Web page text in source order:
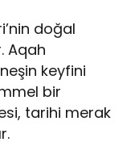
doğal
Aqah
keyfini
bir
tarihi merak